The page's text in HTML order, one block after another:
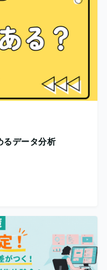
るデータ分析